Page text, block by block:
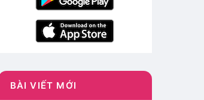
BÀI VIẾT MỚI